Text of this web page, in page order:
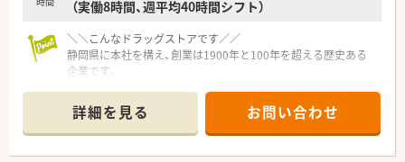
■入社後はオーベンネーベン制による実地研修を通じ、基礎から
です。
■認定薬剤師の取得支援制度や社内外の勉強会が充実しており、
専門性を高めて生涯にわたって活躍し続けるキャリアを描けま
す。
■実力と意欲次第で、管理薬剤師からエリアマネージャー、本部
スタッフへとステップアップできる多彩なコースが用意されて
います。
（実働8時間、週平均40時間シフト）
＼＼こんなドラッグストアです／／
静岡県に本社を構え、創業は1900年と100年を超える歴史ある
企業です。
戦略を徹底されています。
■保険薬剤師として活躍できる環境があります！
ドラッグストア店舗と調剤店舗を分離申請されており、業務が交
詳細を見る お問い合わせ